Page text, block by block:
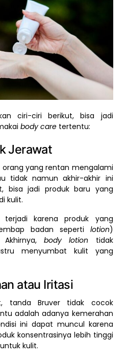
ciri-ciri berikut, bisa jadi
body care tertentu:
Jerawat
orang yang rentan mengalami
tidak namun akhir-akhir ini
bisa jadi produk baru yang
kulit.
karena produk yang
badan seperti lotion)
body lotion tidak
menyumbat kulit yang
atau Iritasi
tanda Bruver tidak cocok
adalah adanya kemerahan
ini dapat muncul karena
konsentrasinya lebih tinggi
kulit.